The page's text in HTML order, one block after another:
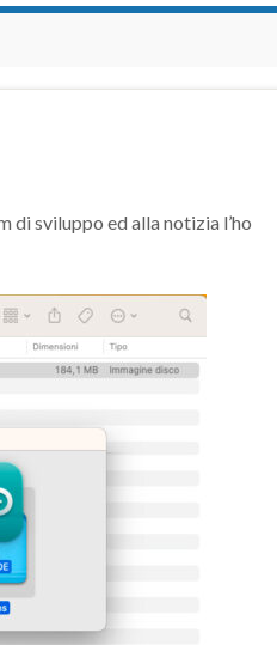
di sviluppo ed alla notizia l’ho